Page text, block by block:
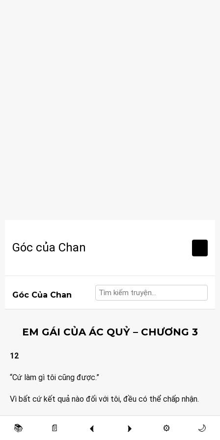
content
Góc của Chan
Góc Của Chan
EM GÁI CỦA ÁC QUỶ – CHƯƠNG 3
12
“Cứ làm gì tôi cũng được.”
Vì bất cứ kết quả nào đối với tôi, đều có thể chấp nhận.
không?”
📚 📄 ⚙️ 🌙